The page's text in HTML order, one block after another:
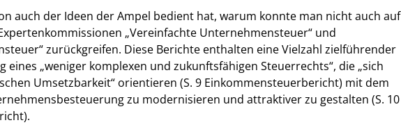
auch der Ideen der Ampel bedient hat, warum konnte man nicht auch auf
„Vereinfachte Unternehmensteuer“ und
zurückgreifen. Diese Berichte enthalten eine Vielzahl zielführender
eines „weniger komplexen und zukunftsfähigen Steuerrechts“, die „sich
Umsetzbarkeit“ orientieren (S. 9 Einkommensteuerbericht) mit dem
zu modernisieren und attraktiver zu gestalten (S. 10